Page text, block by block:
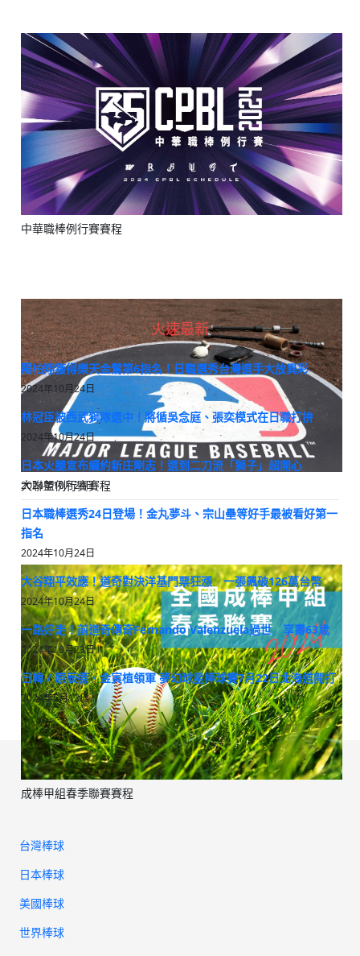
中華職棒例行賽賽程
大聯盟例行賽賽程
成棒甲組春季聯賽賽程
火速最新
陽柏翔獲得樂天金鷲第6指名！日職選秀台灣選手大放異彩
2024年10月24日
林冠臣被西武獅隊選中！將循吳念庭、張奕模式在日職打拚
2024年10月24日
日本火腿宣布續約新庄剛志！選到二刀流「獅子」超開心
2024年10月24日
日本職棒選秀24日登場！金丸夢斗、宗山壘等好手最被看好第一
指名
2024年10月24日
大谷翔平效應！道奇對決洋基門票狂漲 一張飆破126萬台幣
2024年10月24日
一路好走！前道奇傳奇Fernando Valenzuela過世 享壽63歲
2024年10月23日
日韓 / 原辰德、金寅植領軍 夢幻球星棒球賽7月22日北海道開打
2024年5月13日
台灣棒球
日本棒球
美國棒球
世界棒球